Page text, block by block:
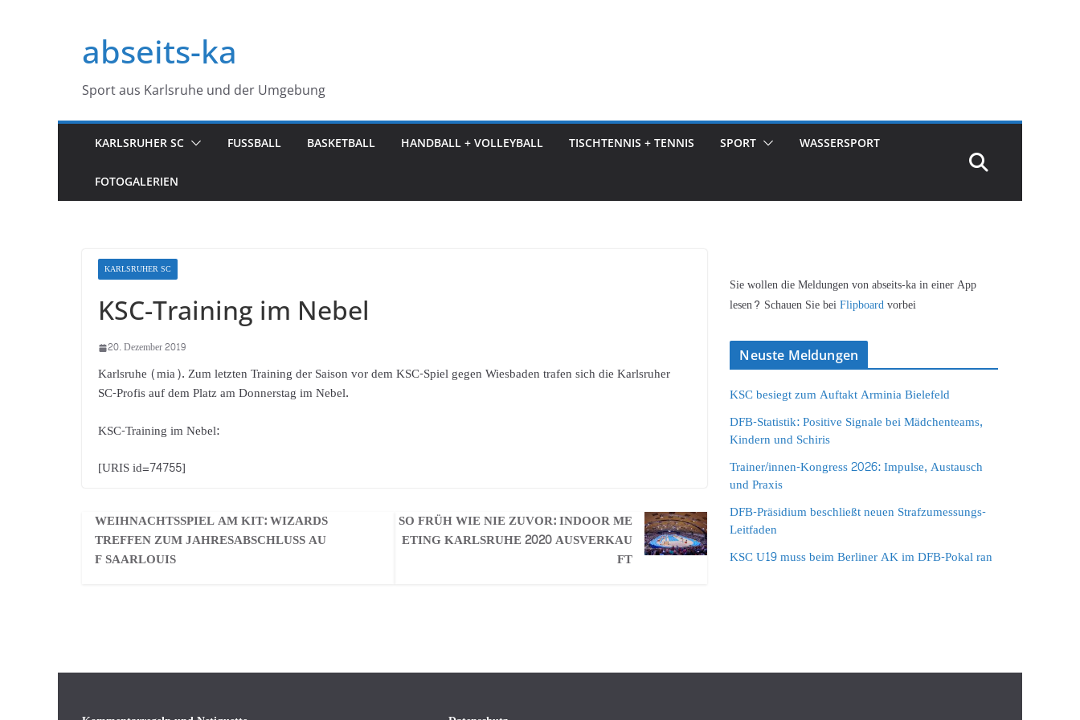
springenabseits-ka
Sport aus Karlsruhe und der Umgebung
KARLSRUHER SC FUSSBALL BASKETBALL HANDBALL + VOLLEYBALL TISCHTENNIS + TENNIS SPORT WASSERSPORT
FOTOGALERIEN
KARLSRUHER SC
KSC-Training im Nebel
20. Dezember 2019
Karlsruhe (mia). Zum letzten Training der Saison vor dem KSC-Spiel gegen Wiesbaden trafen sich die Karlsruher
SC-Profis auf dem Platz am Donnerstag im Nebel.
KSC-Training im Nebel:
[URIS id=74755]
WEIHNACHTSSPIEL AM KIT: WIZARDS
TREFFEN ZUM JAHRESABSCHLUSS AU
F SAARLOUIS
SO FRÜH WIE NIE ZUVOR: INDOOR ME
ETING KARLSRUHE 2020 AUSVERKAU
FT
Sie wollen die Meldungen von abseits-ka in einer App
lesen? Schauen Sie beiFlipboardvorbei
Neuste Meldungen
KSC besiegt zum Auftakt Arminia Bielefeld
DFB-Statistik: Positive Signale bei Mädchenteams,
Kindern und Schiris
Trainer/innen-Kongress 2026: Impulse, Austausch
und Praxis
DFB-Präsidium beschließt neuen Strafzumessungs-
Leitfaden
KSC U19 muss beim Berliner AK im DFB-Pokal ran